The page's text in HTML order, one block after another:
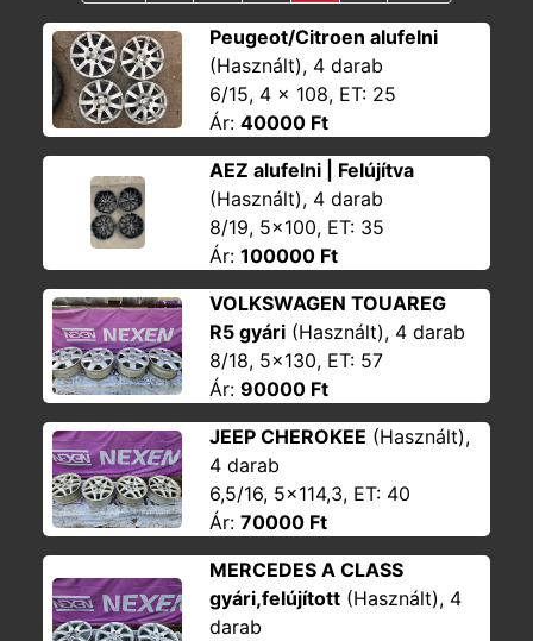
Peugeot/Citroen alufelni
(Használt), 4 darab
6/15, 4 x 108, ET: 25
Ár:40000 Ft
AEZ alufelni | Felújítva
(Használt), 4 darab
8/19, 5x100, ET: 35
Ár:100000 Ft
VOLKSWAGEN TOUAREG
R5 gyári (Használt), 4 darab
8/18, 5x130, ET: 57
Ár:90000 Ft
JEEP CHEROKEE (Használt),
4 darab
6,5/16, 5x114,3, ET: 40
Ár:70000 Ft
MERCEDES A CLASS
gyári,felújított (Használt), 4
darab